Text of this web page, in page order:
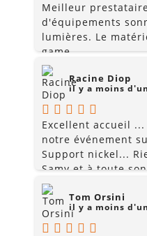
Meilleur
d'équipements
lumières. Le
game
Racine Diop
il y a moins
Excellent accueil
notre événement
Support nickel...
Samy et à toute
Tom Orsini
il y a moins